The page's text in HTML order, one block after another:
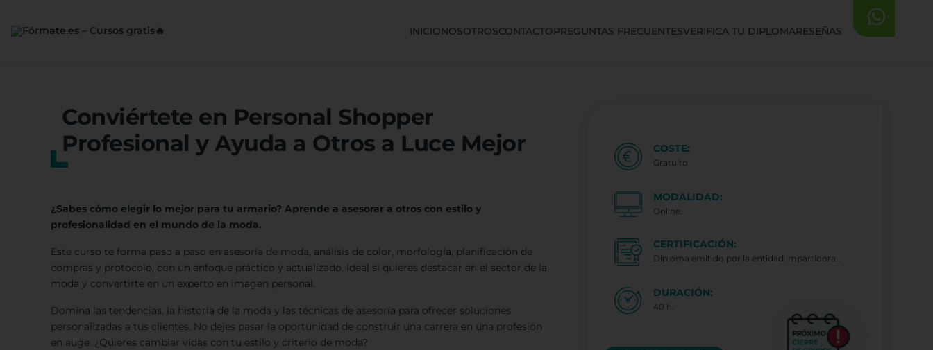
INICIONOSOTROSCONTACTOPREGUNTAS FRECUENTESVERIFICA TU DIPLOMARESEÑAS
Conviértete en Personal Shopper
Profesional y Ayuda a Otros a Luce Mejor
¿Sabes cómo elegir lo mejor para tu armario? Aprende a asesorar a otros con estilo y
profesionalidad en el mundo de la moda.
Este curso te forma paso a paso en asesoría de moda, análisis de color, morfología, planificación de
compras y protocolo, con un enfoque práctico y actualizado. Ideal si quieres destacar en el sector de la
moda y convertirte en un experto en imagen personal.
Domina las tendencias, la historia de la moda y las técnicas de asesoría para ofrecer soluciones
personalizadas a tus clientes. No dejes pasar la oportunidad de construir una carrera en una profesión
en auge. ¿Quieres cambiar vidas con tu estilo y criterio de moda?
COSTE:
Gratuito
MODALIDAD:
Online.
CERTIFICACIÓN:
Diploma emitido por la entidad impartidora..
DURACIÓN:
40 h.